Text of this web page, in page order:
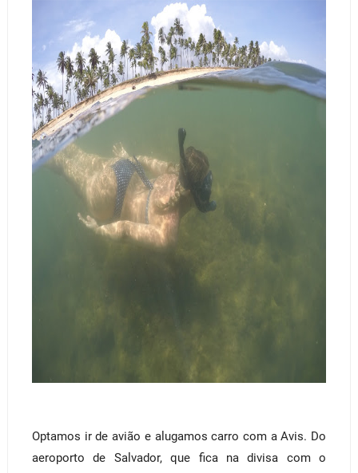
Optamos ir de avião e alugamos carro com a Avis. Do
aeroporto de Salvador, que fica na divisa com o